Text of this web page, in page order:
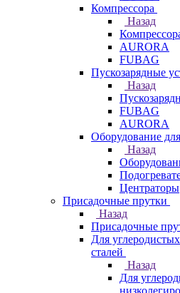
Компрессора
Назад
AURORA
FUBAG
Пускозарядные
Назад
FUBAG
AURORA
Оборудование
Назад
Центраторы
Присадочные прутки
Назад
Присадочные
Для
сталей
Назад
Для